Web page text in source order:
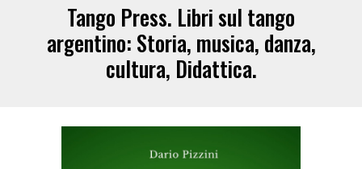
Tango Press. Libri sul tango
argentino: Storia, musica, danza,
cultura, Didattica.